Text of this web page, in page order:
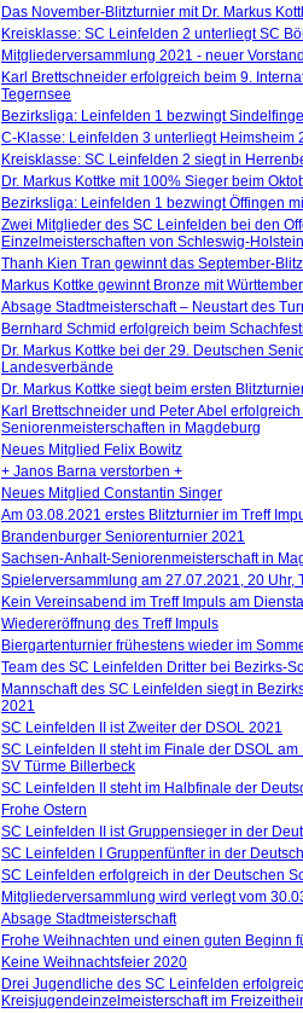
Das November-Blitzturnier mit Dr. Markus
Kreisklasse: SC Leinfelden 2 unterliegt SC
Mitgliederversammlung 2021 - neuer
Karl Brettschneider erfolgreich beim 9.
Tegernsee
Bezirksliga: Leinfelden 1 bezwingt
C-Klasse: Leinfelden 3 unterliegt Heimsheim
Kreisklasse: SC Leinfelden 2 siegt in
Dr. Markus Kottke mit 100% Sieger beim
Bezirksliga: Leinfelden 1 bezwingt Öffingen
Zwei Mitglieder des SC Leinfelden bei den
Einzelmeisterschaften von Schleswig-
Thanh Kien Tran gewinnt das September-
Markus Kottke gewinnt Bronze mit
Absage Stadtmeisterschaft – Neustart des
Bernhard Schmid erfolgreich beim
Dr. Markus Kottke bei der 29. Deutschen
Landesverbände
Dr. Markus Kottke siegt beim ersten
Karl Brettschneider und Peter Abel
Seniorenmeisterschaften in Magdeburg
Neues Mitglied Felix Bowitz
+ Janos Barna verstorben +
Neues Mitglied Constantin Singer
Am 03.08.2021 erstes Blitzturnier im Treff
Brandenburger Seniorenturnier 2021
Sachsen-Anhalt-Seniorenmeisterschaft in
Spielerversammlung am 27.07.2021, 20 Uhr,
Kein Vereinsabend im Treff Impuls am
Wiedereröffnung des Treff Impuls
Biergartenturnier frühestens wieder im
Team des SC Leinfelden Dritter bei Bezirks-
Mannschaft des SC Leinfelden siegt in
2021
SC Leinfelden II ist Zweiter der DSOL 2021
SC Leinfelden II steht im Finale der DSOL
SV Türme Billerbeck
SC Leinfelden II steht im Halbfinale der
Frohe Ostern
SC Leinfelden II ist Gruppensieger in der
SC Leinfelden I Gruppenfünfter in der
SC Leinfelden erfolgreich in der Deutschen
Mitgliederversammlung wird verlegt vom
Absage Stadtmeisterschaft
Frohe Weihnachten und einen guten Beginn
Keine Weihnachtsfeier 2020
Drei Jugendliche des SC Leinfelden
Kreisjugendeinzelmeisterschaft im